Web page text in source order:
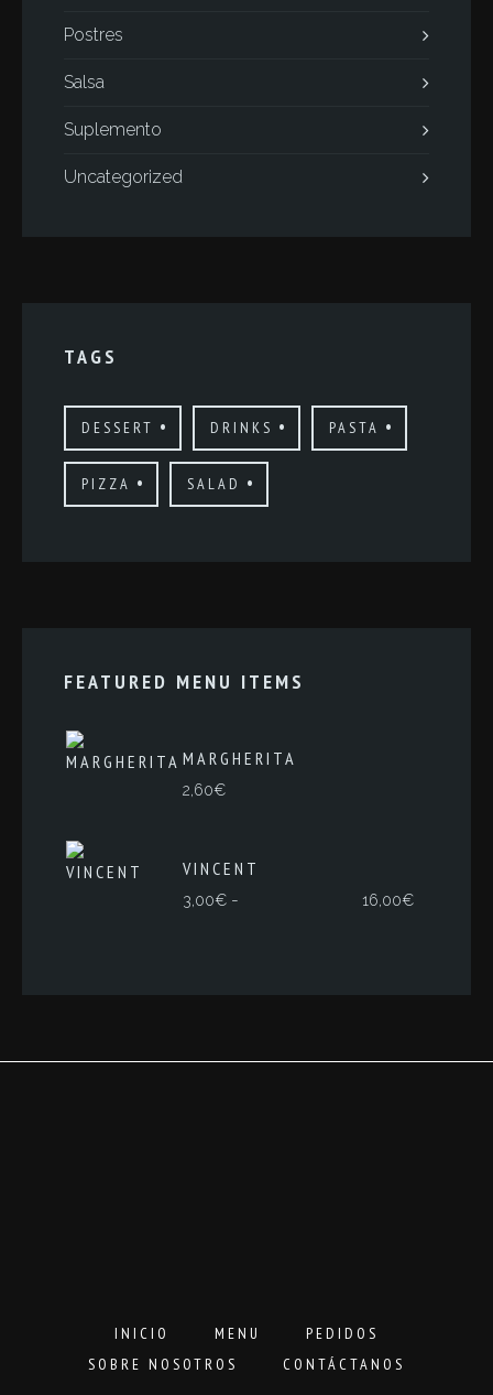
Postres
Salsa
Suplemento
Uncategorized
TAGS
DESSERT DRINKS PASTA
PIZZA SALAD
FEATURED MENU ITEMS
MARGHERITA
2,60€
VINCENT
3,00€ - 16,00€Rango
INICIO MENU
PEDIDOS
SOBRE NOSOTROS
CONTÁCTANOS